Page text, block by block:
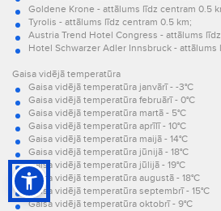
Goldene Krone - attālums līdz centram 0.5
Tyrolis - attālums līdz centram 0.5 km;
Austria Trend Hotel Congress - attālums
Hotel Schwarzer Adler Innsbruck - attālums
Gaisa vidējā temperatūra
Gaisa vidējā temperatūra janvārī - -3°C
Gaisa vidējā temperatūra februārī - 0°C
Gaisa vidējā temperatūra martā - 5°C
Gaisa vidējā temperatūra aprīlī - 10°C
Gaisa vidējā temperatūra maijā - 14°C
Gaisa vidējā temperatūra jūnijā - 18°C
Gaisa vidējā temperatūra jūlijā - 19°C
Gaisa vidējā temperatūra augustā - 18°C
Gaisa vidējā temperatūra septembrī - 15°C
Gaisa vidējā temperatūra oktobrī - 9°C